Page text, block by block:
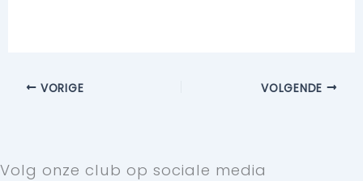
VORIGE VOLGENDE
Volg onze club op sociale media